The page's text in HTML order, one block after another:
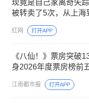
现竟是自己家离奇失
被转卖了5次，从上海
红网 打开APP
《八仙！》票房突破
身2026年度票房榜前
江南都市报 打开APP